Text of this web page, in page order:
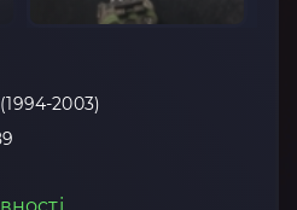
2003)